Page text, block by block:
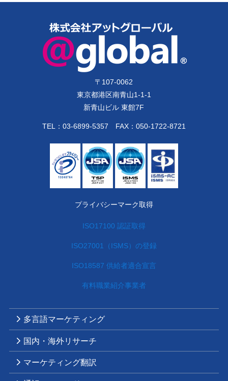
〒 107-0062
東京都港区南青山1-1-1
新青山ビル 東館7F
TEL： 03-6899-5357 FAX：050-1722-8721
プライバシーマーク取得
ISO17100 認証取得
ISO27001（ISMS）の登録
ISO18587 供給者適合宣言
有料職業紹介事業者
多言語マーケティング
国内・海外リサーチ
マーケティング翻訳